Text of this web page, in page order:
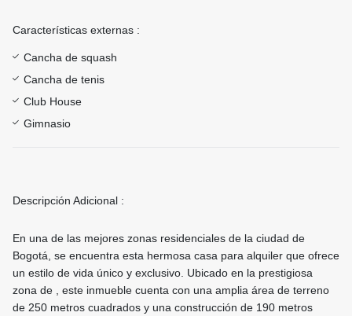
Características externas :
Cancha de squash
Cancha de tenis
Club House
Gimnasio
Descripción Adicional :
En una de las mejores zonas residenciales de la ciudad de
Bogotá, se encuentra esta hermosa casa para alquiler que ofrece
un estilo de vida único y exclusivo. Ubicado en la prestigiosa
zona de , este inmueble cuenta con una amplia área de terreno
de 250 metros cuadrados y una construcción de 190 metros